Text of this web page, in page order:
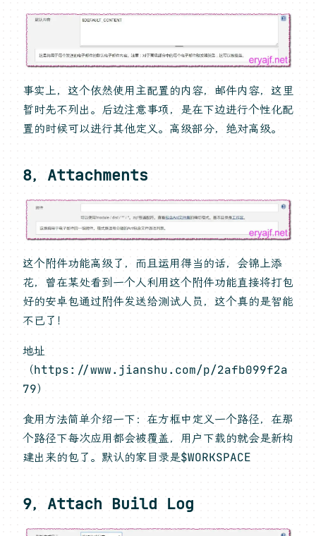
事实上，这个依然使用主配置的内容，邮件内容，这里
暂时先不列出。后边注意事项，是在下边进行个性化配
置的时候可以进行其他定义。高级部分，绝对高级。
8，Attachments
这个附件功能高级了，而且运用得当的话，会锦上添
花，曾在某处看到一个人利用这个附件功能直接将打包
好的安卓包通过附件发送给测试人员，这个真的是智能
不已了！
地址
（https://www.jianshu.com/p/2afb099f2a
79）
食用方法简单介绍一下：在方框中定义一个路径，在那
个路径下每次应用都会被覆盖，用户下载的就会是新构
建出来的包了。默认的家目录是$WORKSPACE
9，Attach Build Log